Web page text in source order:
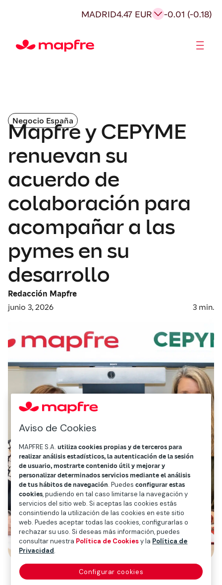
MADRID4.47 EUR -0.01 (-0.18)
Negocio España
Mapfre y CEPYME
renuevan su
acuerdo de
colaboración para
acompañar a las
pymes en su
desarrollo
Redacción Mapfre
junio 3, 2026
3 min.
Aviso de Cookies
MAPFRE S.A.utiliza cookies propias y de terceros para
realizar análisis estadísticos, la autenticación de la sesión
de usuario, mostrarte contenido útil y mejorar y
personalizar determinados servicios mediante el análisis
de tus hábitos de navegación. Puedesconfigurar estas
cookies, pudiendo en tal caso limitarse la navegación y
servicios del sitio web. Si aceptas las cookies estás
consintiendo la utilización de las cookies en este sitio
web. Puedes aceptar todas las cookies, configurarlas o
rechazar su uso. Si deseas más información, puedes
consultar nuestra Política de Cookiesy la Política de
Privacidad.
Configurar cookies